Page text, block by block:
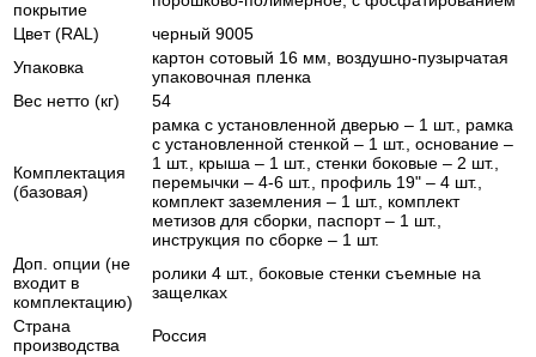
покрытие
Цвет (RAL)
черный 9005
Упаковка
картон сотовый 16 мм, воздушно-пузырчатая
упаковочная пленка
Вес нетто (кг)
54
Комплектация
(базовая)
рамка с установленной дверью – 1 шт., рамка
с установленной стенкой – 1 шт., основание –
1 шт., крыша – 1 шт., стенки боковые – 2 шт.,
перемычки – 4-6 шт., профиль 19" – 4 шт.,
комплект заземления – 1 шт., комплект
метизов для сборки, паспорт – 1 шт.,
инструкция по сборке – 1 шт.
Доп. опции (не
входит в
комплектацию)
ролики 4 шт., боковые стенки съемные на
защелках
Страна
производства
Россия